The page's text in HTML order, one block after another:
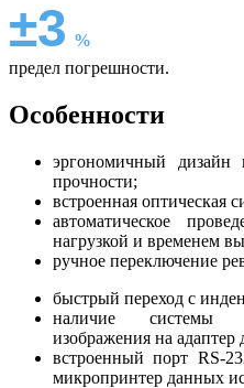
±3 %
предел погрешности.
Особенности
эргономичный
прочности;
встроенная оптическая
автоматическое
нагрузкой и временем
ручное переключение
быстрый переход с
наличие системы
изображения на
встроенный порт RS-
микропринтер данных